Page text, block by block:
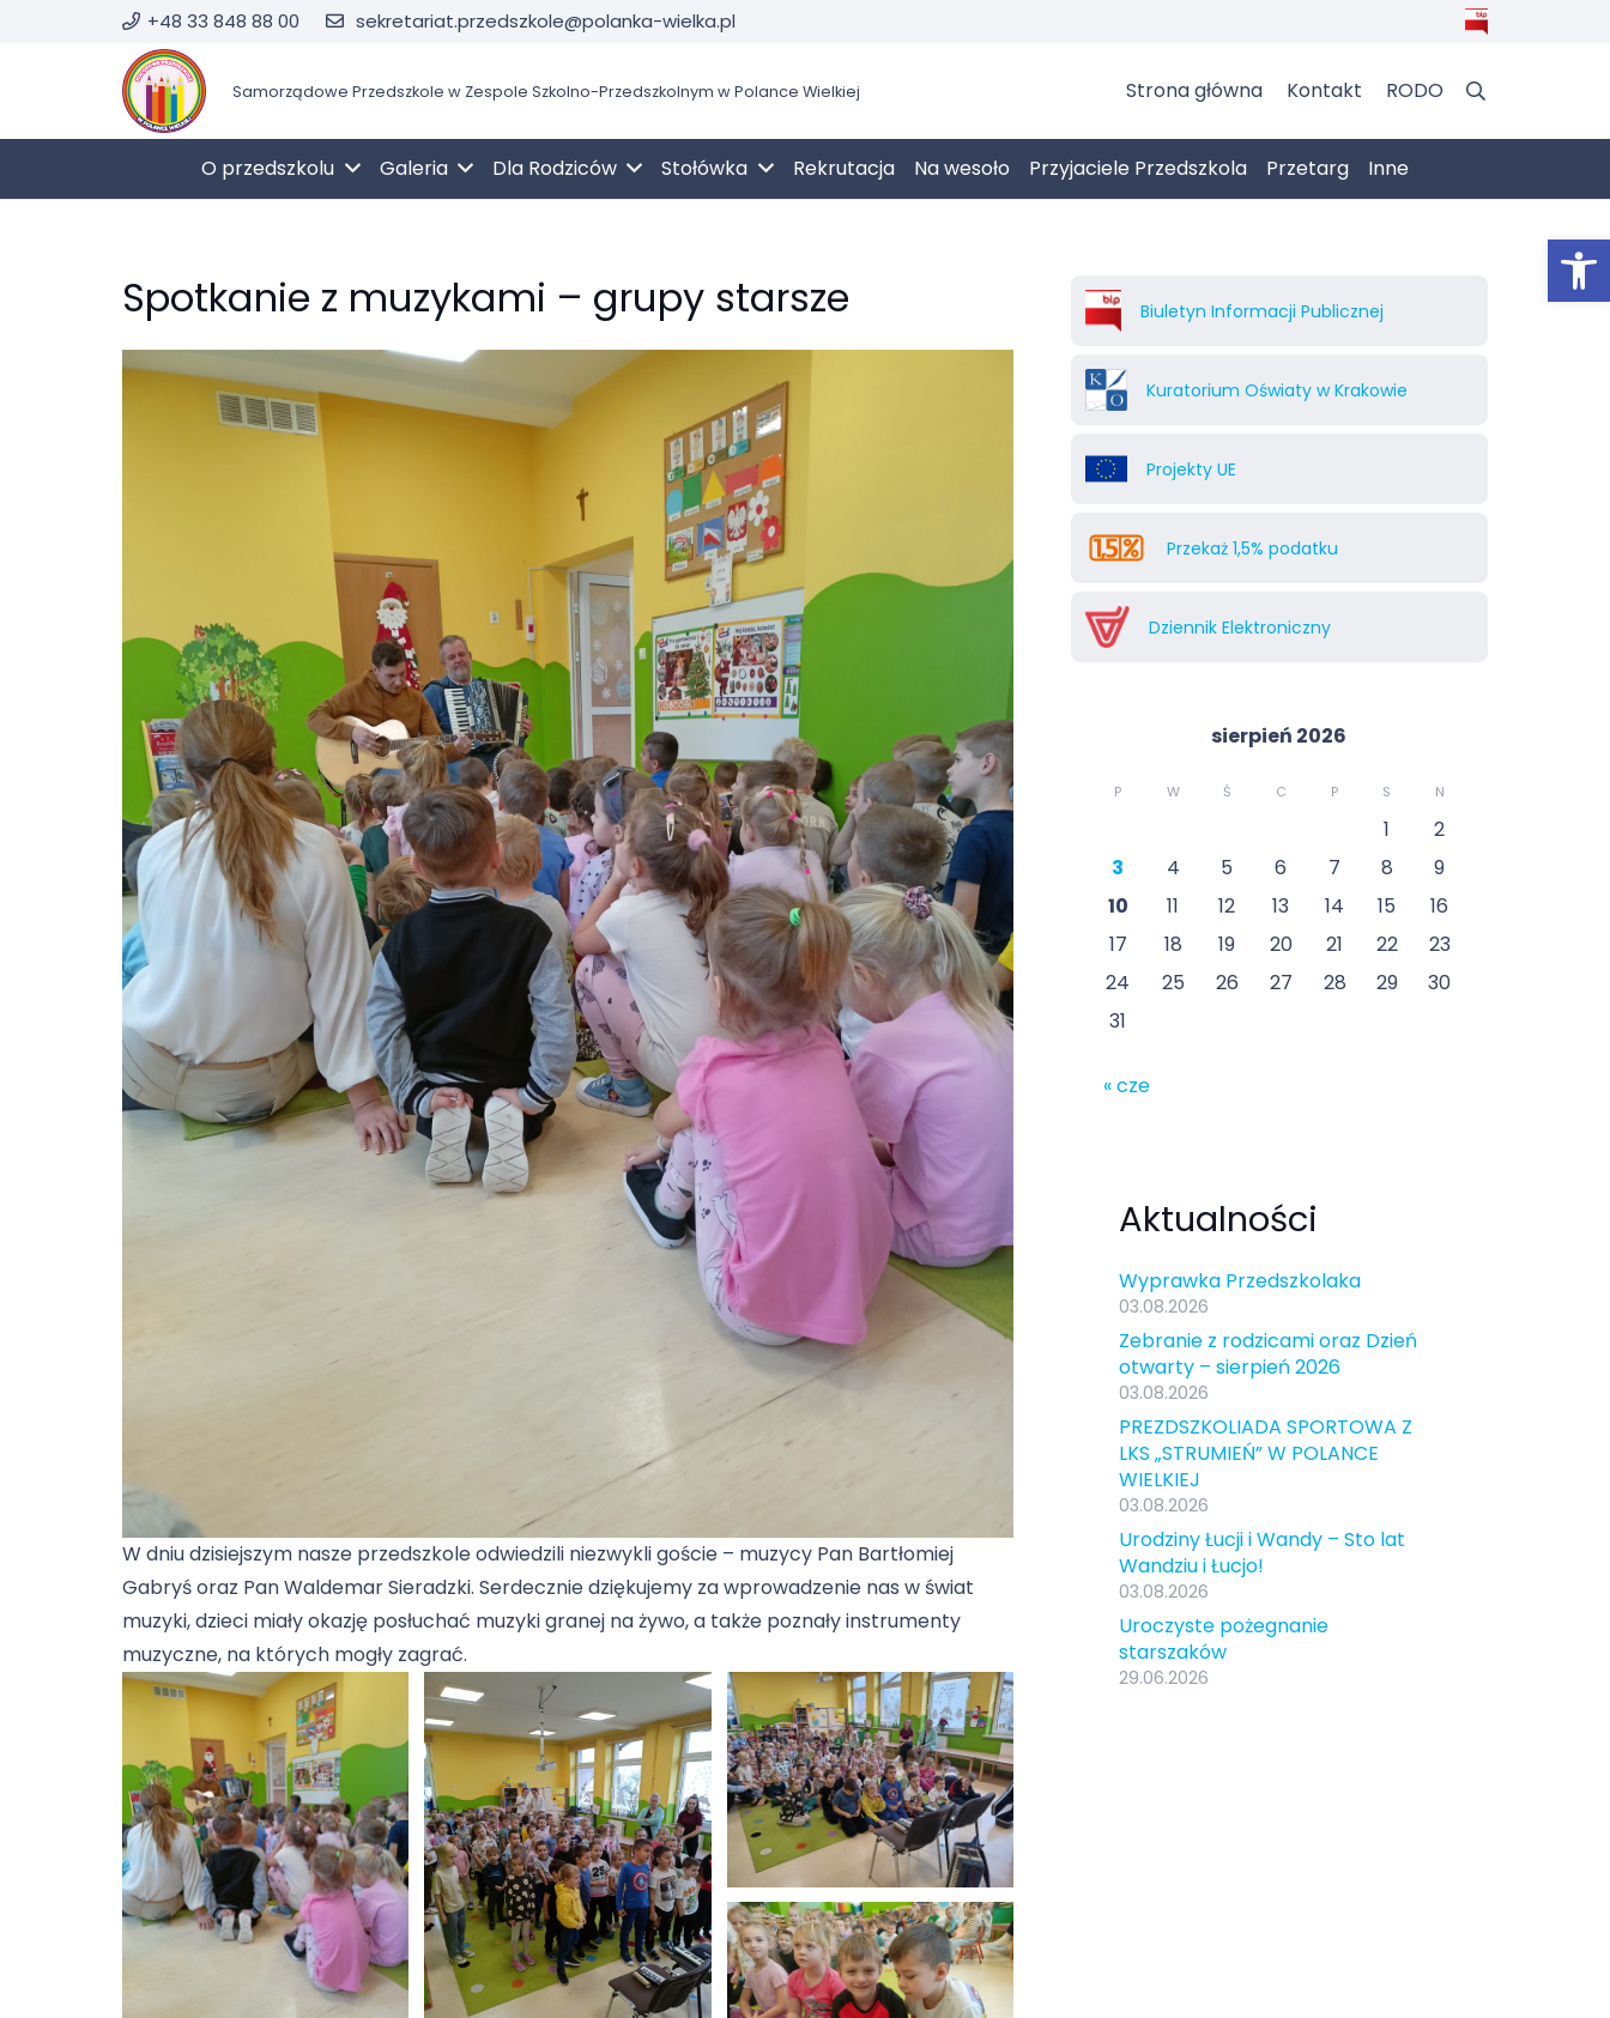
+48 33 848 88 00 sekretariat.przedszkole@polanka-wielka.pl
Samorządowe Przedszkole w Zespole Szkolno-Przedszkolnym w Polance Wielkiej Strona główna Kontakt RODO
O przedszkolu Galeria Dla Rodziców Stołówka Rekrutacja Na wesoło Przyjaciele Przedszkola Przetarg Inne
Spotkanie z muzykami – grupy starsze
W dniu dzisiejszym nasze przedszkole odwiedzili niezwykli goście – muzycy Pan Bartłomiej
Gabryś oraz Pan Waldemar Sieradzki. Serdecznie dziękujemy za wprowadzenie nas w świat
muzyki, dzieci miały okazję posłuchać muzyki granej na żywo, a także poznały instrumenty
muzyczne, na których mogły zagrać.
Biuletyn Informacji Publicznej
Kuratorium Oświaty w Krakowie
Projekty UE
Przekaż 1,5% podatku
Dziennik Elektroniczny
sierpień 2026
P W Ś C P S N
1
2
3
4 5 6 7 8
9
10
11 12 13 14 15
16
17
18 19 20 21 22
23
24
25 26 27 28 29
30
31
« cze
Aktualności
Wyprawka Przedszkolaka
03.08.2026
Zebranie z rodzicami oraz Dzień
otwarty – sierpień 2026
03.08.2026
PREZDSZKOLIADA SPORTOWA Z
LKS „STRUMIEŃ” W POLANCE
WIELKIEJ
03.08.2026
Urodziny Łucji i Wandy – Sto lat
Wandziu i Łucjo!
03.08.2026
Uroczyste pożegnanie
starszaków
29.06.2026